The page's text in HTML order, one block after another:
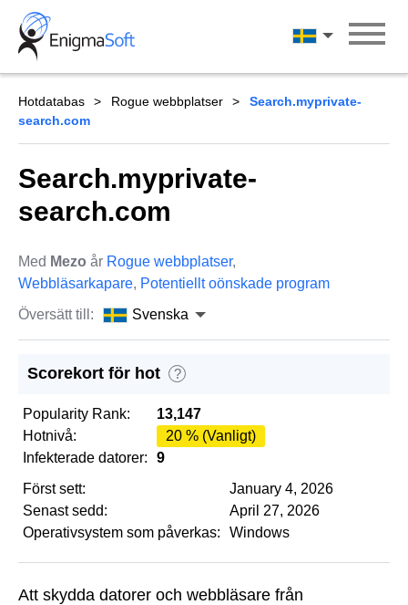
Skip
content
Svenska
Hotdatabas Rogue webbplatser
Search.myprivate-
search.com
Search.myprivate-
search.com
Med Mezo år Rogue webbplatser,
Webbläsarkapare, Potentiellt oönskade program
Översätt till:
Svenska
Scorekort för hot ?
Popularity Rank:
13,147
Hotnivå:
20 % (Vanligt)
Infekterade datorer:
9
Först sett:
January 4, 2026
Senast sedd:
April 27, 2026
Operativsystem som påverkas:
Windows
Att skydda datorer och webbläsare från